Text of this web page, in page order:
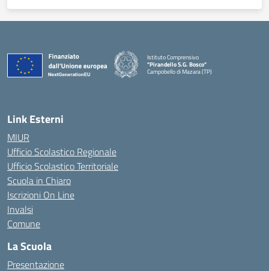
Istituto Comprensivo
"Pirandello S.G. Bosco"
Campobello di Mazara (TP)
— Visita la pagina iniziale della scuola
Link Esterni
MIUR
Ufficio Scolastico Regionale
Ufficio Scolastico Territoriale
Scuola in Chiaro
Iscrizioni On Line
Invalsi
Comune
La Scuola
Presentazione